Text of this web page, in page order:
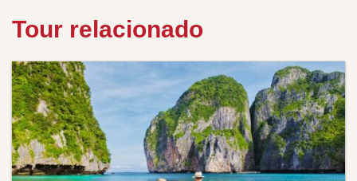
Tour relacionado